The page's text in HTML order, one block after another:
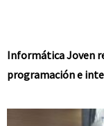
Informática Joven
programación e